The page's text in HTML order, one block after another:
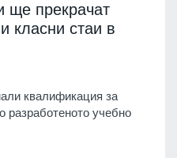
ще прекрачат
класни стаи в
квалификация за
разработеното учебно